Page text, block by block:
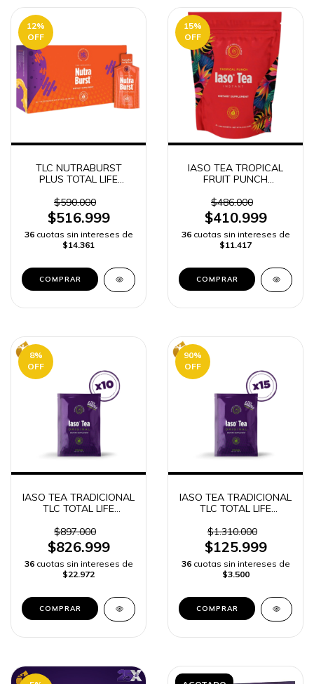
12%
OFF
TLC NUTRABURST
PLUS TOTAL LIFE
CHANGES
$590.000
$516.999
36 cuotas sin intereses de
$14.361
15%
OFF
IASO TEA TROPICAL
FRUIT PUNCH
LIFE CHANGES 25
SOBRES
$486.000
$410.999
36 cuotas sin intereses de
$11.417
8%
OFF
IASO TEA TRADICIONAL
TLC TOTAL LIFE
$897.000
$826.999
36 cuotas sin intereses de
$22.972
90%
OFF
IASO TEA TRADICIONAL
TLC TOTAL LIFE
$1.310.000
$125.999
36 cuotas sin intereses de
$3.500